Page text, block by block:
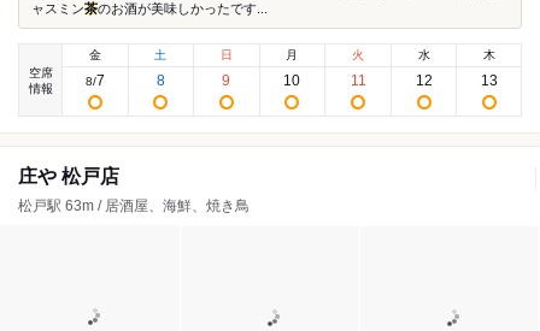
ャスミン茶のお酒が美味しかったです...
空席
情報
金
8/7
土
8
日
9
月
10
火
11
水
12
木
13
庄や 松戸店
松戸駅 63m / 居酒屋、海鮮、焼き鳥